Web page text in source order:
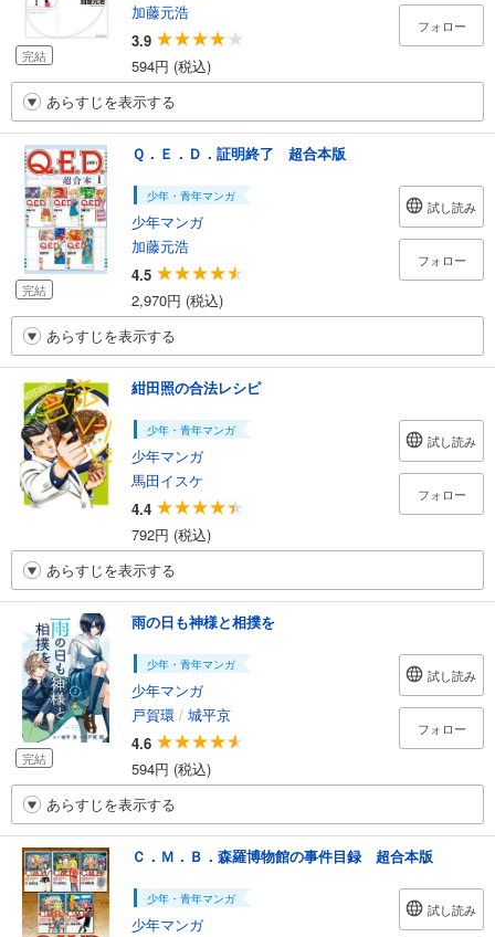
完結
加藤元浩
3.9
594円 (税込)
フォロー
あらすじを表示する
完結
Ｑ．Ｅ．Ｄ．証明終了 超合本版
少年・青年マンガ
少年マンガ
加藤元浩
4.5
2,970円 (税込)
試し読み
フォロー
あらすじを表示する
紺田照の合法レシピ
少年・青年マンガ
少年マンガ
馬田イスケ
4.4
792円 (税込)
試し読み
フォロー
あらすじを表示する
完結
雨の日も神様と相撲を
少年・青年マンガ
少年マンガ
戸賀環 / 城平京
4.6
594円 (税込)
試し読み
フォロー
あらすじを表示する
Ｃ．Ｍ．Ｂ．森羅博物館の事件目録 超合本版
少年・青年マンガ
少年マンガ
試し読み